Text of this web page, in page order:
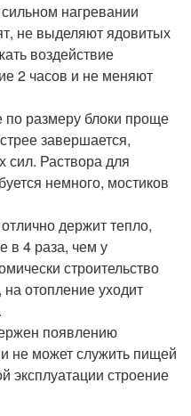
нагревании
не выделяют ядовитых
воздействие
2 часов и не меняют
размеру блоки проще
завершается,
сил. Раствора для
немного, мостиков
держит тепло,
в 4 раза, чем у
строительство
отопление уходит
появлению
не может служить пищей
эксплуатации строение